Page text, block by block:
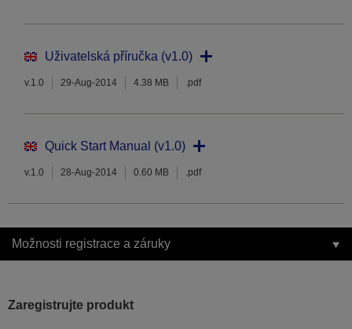
Uživatelská příručka (v1.0)
v.1.0 29-Aug-2014 4.38 MB .pdf
Quick Start Manual (v1.0)
v.1.0 28-Aug-2014 0.60 MB .pdf
Možnosti registrace a záruky
Zaregistrujte produkt